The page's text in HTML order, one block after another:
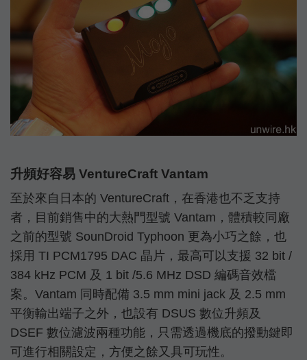
升頻好容易 VentureCraft Vantam
至於來自日本的 VentureCraft，在香港也不乏支持
者，目前銷售中的大熱門型號 Vantam，體積較同廠
之前的型號 SounDroid Typhoon 更為小巧之餘，也
採用 TI PCM1795 DAC 晶片，最高可以支援 32 bit /
384 kHz PCM 及 1 bit /5.6 MHz DSD 編碼音效檔
案。Vantam 同時配備 3.5 mm mini jack 及 2.5 mm
平衡輸出端子之外，也設有 DSUS 數位升頻及
DSEF 數位濾波兩種功能，只需透過機底的撥動鍵即
可進行相關設定，方便之餘又具可玩性。